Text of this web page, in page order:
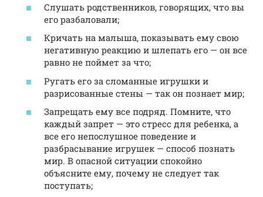
Слушать родственников, говорящих, что вы
его разбаловали;
Кричать на малыша, показывать ему свою
негативную реакцию и шлепать его — он все
равно не поймет за что;
Ругать его за сломанные игрушки и
разрисованные стены — так он познает мир;
Запрещать ему все подряд. Помните, что
каждый запрет — это стресс для ребенка, а
все его непослушное поведение и
разбрасывание игрушек — способ познать
мир. В опасной ситуации спокойно
объясните ему, почему не следует так
поступать;